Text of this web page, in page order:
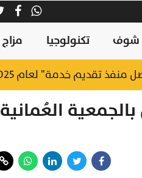
شوف تكنولوجيا مزاج
العُمانية